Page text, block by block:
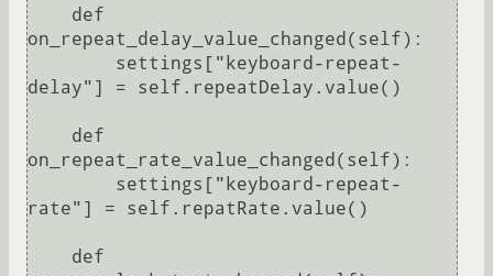
on_repeat_delay_value_changed(self):
delay"] = self.repeatDelay.value()
on_repeat_rate_value_changed(self):
rate"] = self.repatRate.value()